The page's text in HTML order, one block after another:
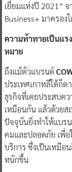
เยี่ยมแห่งปี 2021”
Business+ มาครองไ
ความท้าทายเป็นแร
หมาย
ถึงแม้ตัวแบรนด์
ประเทศเกาหลีใต้ก็ต
ธุรกิจที่เคยประสบค
เหมือนกัน แล้วด้วยส
ปัจจุบันยิ่งทำให้แบรน
คมและปลอดภัย เพื่อ
บริการ ซึ่งเป็นเหมือ
หนักขึ้น